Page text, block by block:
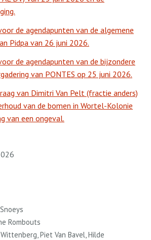
de agendapunten van de algemene
Pidpa van 26 juni 2026.
de agendapunten van de bijzondere
van PONTES op 25 juni 2026.
van Dimitri Van Pelt (fractie anders)
van de bomen in Wortel-Kolonie
van een ongeval.
Rombouts
Piet Van Bavel, Hilde